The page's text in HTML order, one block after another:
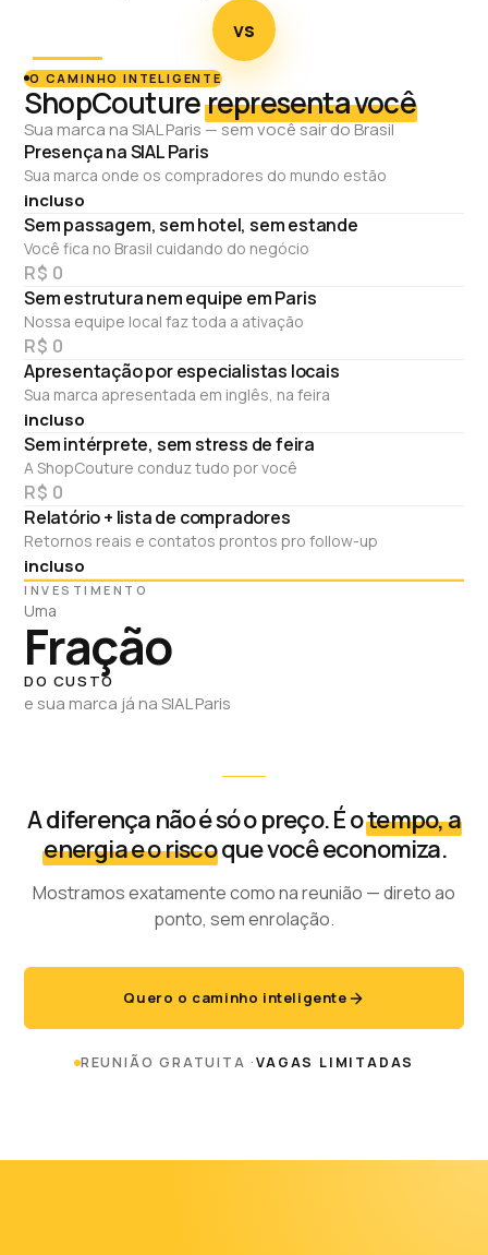
vs
O CAMINHO INTELIGENTE
ShopCouturerepresenta você
Sua marca na SIAL Paris — sem você sair do Brasil
Presença na SIAL Paris
Sua marca onde os compradores do mundo estão
incluso
Sem passagem, sem hotel, sem estande
Você fica no Brasil cuidando do negócio
R$ 0
Sem estrutura nem equipe em Paris
Nossa equipe local faz toda a ativação
R$ 0
Apresentação por especialistas locais
Sua marca apresentada em inglês, na feira
incluso
Sem intérprete, sem stress de feira
A ShopCouture conduz tudo por você
R$ 0
Relatório + lista de compradores
Retornos reais e contatos prontos pro follow-up
incluso
INVESTIMENTO
Uma
Fração
DO CUSTO
e sua marca já na SIAL Paris
A diferença não é só o preço. É otempo, a
energia e o riscoque você economiza.
Mostramos exatamente como na reunião — direto ao
ponto, sem enrolação.
Quero o caminho inteligente
REUNIÃO GRATUITA ·VAGAS LIMITADAS